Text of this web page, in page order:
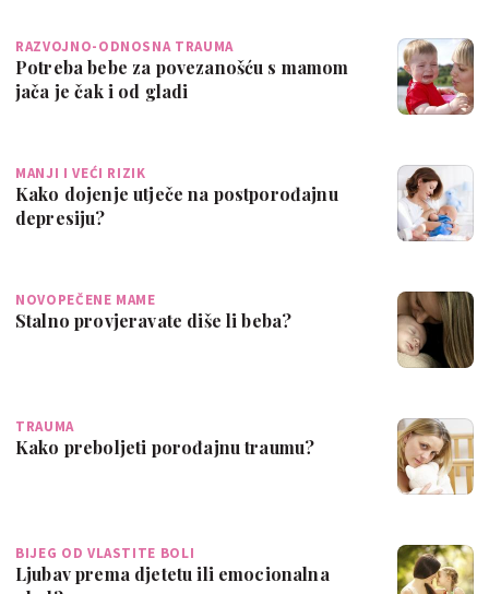
RAZVOJNO-ODNOSNA TRAUMA
Potreba bebe za povezanošću s mamom
jača je čak i od gladi
MANJI I VEĆI RIZIK
Kako dojenje utječe na postporođajnu
depresiju?
NOVOPEČENE MAME
Stalno provjeravate diše li beba?
TRAUMA
Kako preboljeti porođajnu traumu?
BIJEG OD VLASTITE BOLI
Ljubav prema djetetu ili emocionalna